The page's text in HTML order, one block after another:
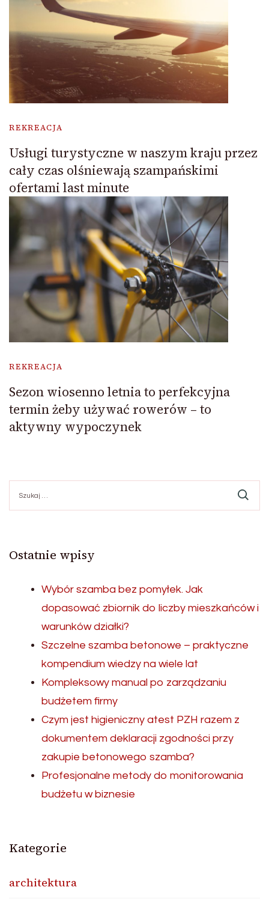
REKREACJA
Usługi turystyczne w naszym kraju przez
cały czas olśniewają szampańskimi
ofertami last minute
REKREACJA
Sezon wiosenno letnia to perfekcyjna
termin żeby używać rowerów – to
aktywny wypoczynek
Ostatnie wpisy
Wybór szamba bez pomyłek. Jak
dopasować zbiornik do liczby mieszkańców i
warunków działki?
Szczelne szamba betonowe – praktyczne
kompendium wiedzy na wiele lat
Kompleksowy manual po zarządzaniu
budżetem firmy
Czym jest higieniczny atest PZH razem z
dokumentem deklaracji zgodności przy
zakupie betonowego szamba?
Profesjonalne metody do monitorowania
budżetu w biznesie
Kategorie
architektura